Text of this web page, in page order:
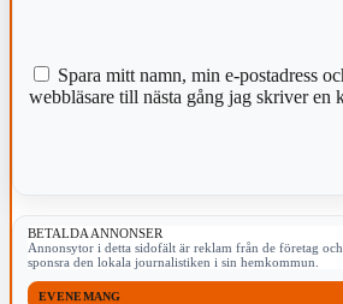
Spara mitt namn, min e-postadress
webbläsare till nästa gång jag skriver en
BETALDA ANNONSER
Annonsytor i detta sidofält är reklam från de företag
sponsra den lokala journalistiken i sin hemkommun.
EVENEMANG